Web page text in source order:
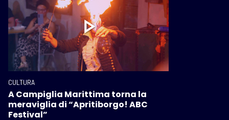
CULTURA
A Campiglia Marittima torna la
meraviglia di “Apritiborgo! ABC
Festival”